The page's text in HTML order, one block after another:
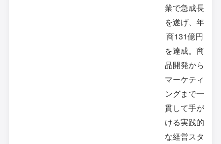
業で急成長
を遂げ、年
商131億円
を達成。商
品開発から
マーケティ
ングまで一
貫して手が
ける実践的
な経営スタ